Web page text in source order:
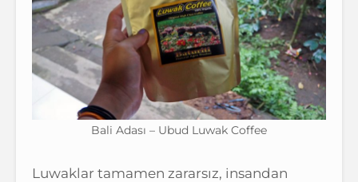
Bali Adası – Ubud Luwak Coffee
Luwaklar tamamen zararsız, insandan